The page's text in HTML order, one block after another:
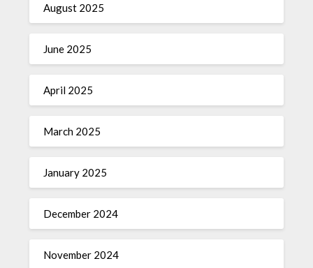
August 2025
June 2025
April 2025
March 2025
January 2025
December 2024
November 2024